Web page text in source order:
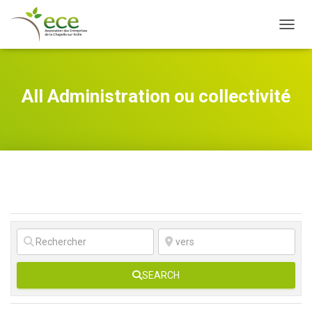
All Administration ou collectivité
SEARCH